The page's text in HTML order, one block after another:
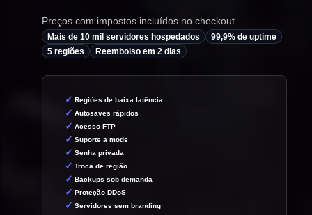
Preços com impostos incluídos no checkout.
Mais de 10 mil servidores hospedados
99,9% de uptime
5 regiões
Reembolso em 2 dias
Regiões de baixa latência
Autosaves rápidos
Acesso FTP
Suporte a mods
Senha privada
Troca de região
Backups sob demanda
Proteção DDoS
Servidores sem branding